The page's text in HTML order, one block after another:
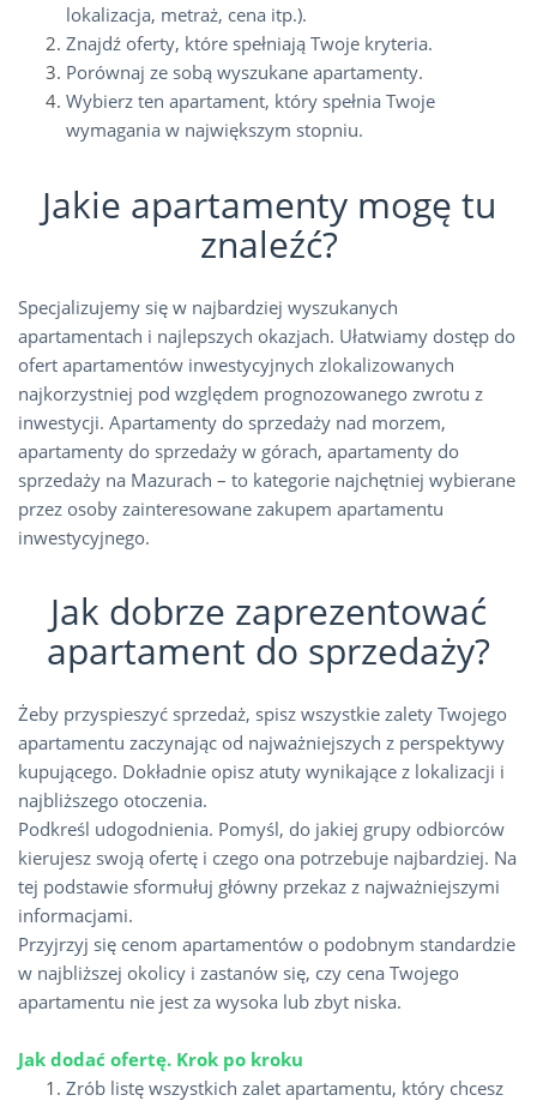
lokalizacja, metraż, cena itp.).
Znajdź oferty, które spełniają Twoje kryteria.
Porównaj ze sobą wyszukane apartamenty.
Wybierz ten apartament, który spełnia Twoje
wymagania w największym stopniu.
Jakie apartamenty mogę tu
znaleźć?
Specjalizujemy się w najbardziej wyszukanych
apartamentach i najlepszych okazjach. Ułatwiamy dostęp do
ofert apartamentów inwestycyjnych zlokalizowanych
najkorzystniej pod względem prognozowanego zwrotu z
inwestycji. Apartamenty do sprzedaży nad morzem,
apartamenty do sprzedaży w górach, apartamenty do
sprzedaży na Mazurach – to kategorie najchętniej wybierane
przez osoby zainteresowane zakupem apartamentu
inwestycyjnego.
Jak dobrze zaprezentować
apartament do sprzedaży?
Żeby przyspieszyć sprzedaż, spisz wszystkie zalety Twojego
apartamentu zaczynając od najważniejszych z perspektywy
kupującego. Dokładnie opisz atuty wynikające z lokalizacji i
najbliższego otoczenia.
Podkreśl udogodnienia. Pomyśl, do jakiej grupy odbiorców
kierujesz swoją ofertę i czego ona potrzebuje najbardziej. Na
tej podstawie sformułuj główny przekaz z najważniejszymi
informacjami.
Przyjrzyj się cenom apartamentów o podobnym standardzie
w najbliższej okolicy i zastanów się, czy cena Twojego
apartamentu nie jest za wysoka lub zbyt niska.
Jak dodać ofertę. Krok po kroku
Zrób listę wszystkich zalet apartamentu, który chcesz